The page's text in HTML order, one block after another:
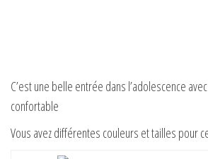
C’est une belle entrée dans l’adolescence
confortable
Vous avez différentes couleurs et tailles pour